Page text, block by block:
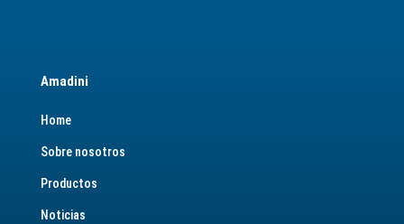
Amadini
Home
Sobre nosotros
Productos
Noticias